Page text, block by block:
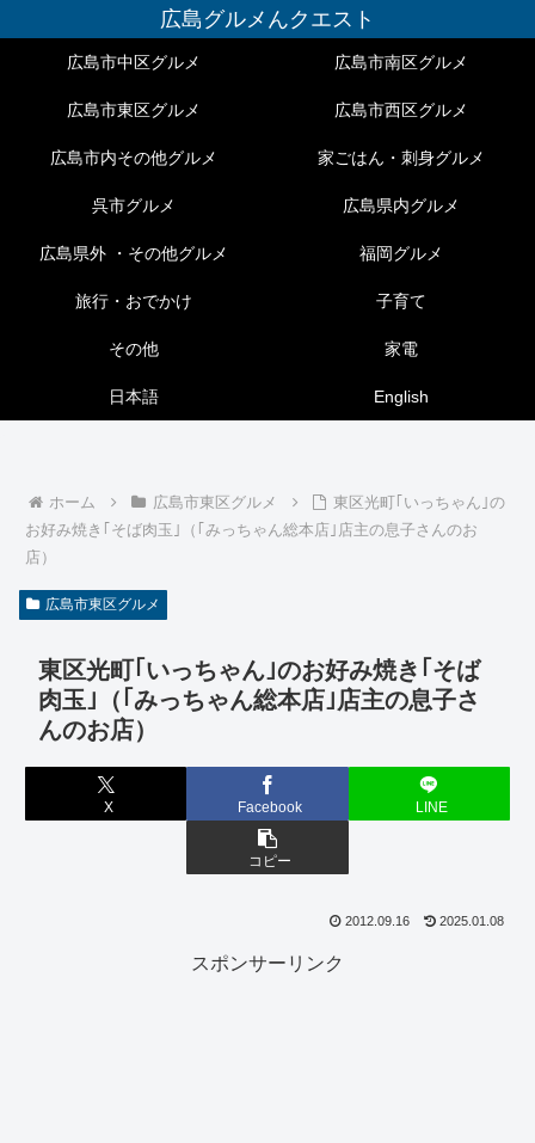
広島グルメんクエスト
広島市中区グルメ 広島市南区グルメ
広島市東区グルメ 広島市西区グルメ
広島市内その他グルメ 家ごはん・刺身グルメ
呉市グルメ 広島県内グルメ
広島県外 ・その他グルメ 福岡グルメ
旅行・おでかけ 子育て
その他 家電
日本語 English
ホーム 広島市東区グルメ
東区光町｢いっちゃん｣の
お好み焼き｢そば肉玉｣（｢みっちゃん総本店｣店主の息子さんのお
店）
広島市東区グルメ
東区光町｢いっちゃん｣のお好み焼き｢そば
肉玉｣（｢みっちゃん総本店｣店主の息子さ
んのお店）
X Facebook LINE
コピー
2012.09.16 2025.01.08
スポンサーリンク